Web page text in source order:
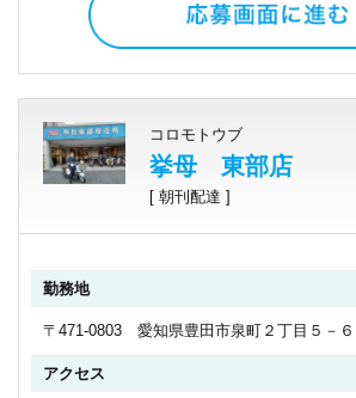
コロモトウブ
挙母 東部店
[ 朝刊配達 ]
勤務地
〒471-0803 愛知県豊田市泉町２丁目５－
アクセス